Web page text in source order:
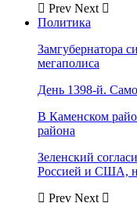
Prev Next
Политика
Замгубернатора
мегаполиса
День 1398-й.
В Каменском
района
Зеленский
Россией и США,
Prev Next